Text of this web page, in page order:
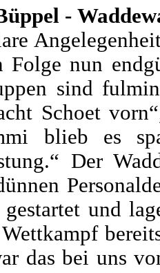
-
Folge nun
sind
Schoet
blieb es
Der
gestartet und
das bei uns